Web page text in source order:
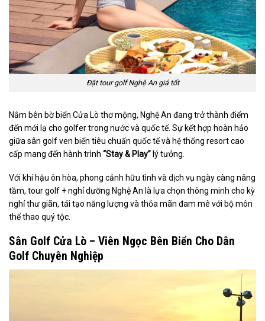
Đặt tour golf Nghệ An giá tốt
Nằm bên bờ biển Cửa Lò thơ mộng, Nghệ An đang trở thành điểm
đến mới lạ cho golfer trong nước và quốc tế. Sự kết hợp hoàn hảo
giữa sân golf ven biển tiêu chuẩn quốc tế và hệ thống resort cao
cấp mang đến hành trình “Stay & Play” lý tưởng.
Với khí hậu ôn hòa, phong cảnh hữu tình và dịch vụ ngày càng nâng
tầm, tour golf + nghỉ dưỡng Nghệ An là lựa chọn thông minh cho kỳ
nghỉ thư giãn, tái tạo năng lượng và thỏa mãn đam mê với bộ môn
thể thao quý tộc.
Sân Golf Cửa Lò – Viên Ngọc Bên Biển Cho Dân
Golf Chuyên Nghiệp